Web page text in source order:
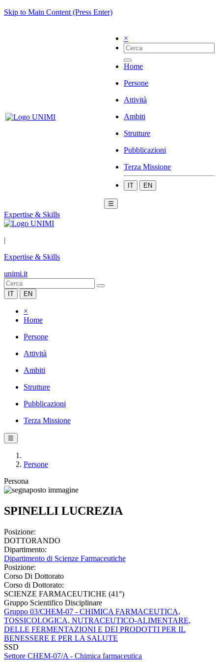
Skip to Main Content (Press Enter)
×
Home
Persone
Attività
Ambiti
Strutture
Pubblicazioni
Terza Missione
IT EN
☰
Expertise & Skills
|
Expertise & Skills
unimi.it
IT EN
×
Home
Persone
Attività
Ambiti
Strutture
Pubblicazioni
Terza Missione
☰
Persone
Persona
SPINELLI LUCREZIA
Posizione:
DOTTORANDO
Dipartimento:
Dipartimento di Scienze Farmaceutiche
Posizione:
Corso Di Dottorato
Corso di Dottorato:
SCIENZE FARMACEUTICHE (41°)
Gruppo Scientifico Disciplinare
Gruppo 03/CHEM-07 - CHIMICA FARMACEUTICA,
TOSSICOLOGICA, NUTRACEUTICO-ALIMENTARE,
DELLE FERMENTAZIONI E DEI PRODOTTI PER IL
BENESSERE E PER LA SALUTE
SSD
Settore CHEM-07/A - Chimica farmaceutica